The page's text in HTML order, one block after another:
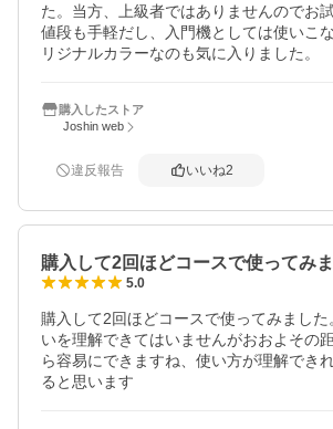
た。当方、上級者ではありませんのでお
値段も手軽だし、入門機としては使いこ
リジナルカラーなのも気に入りました。
購入したストア
Joshin web
違反報告 いいね2
購入して2回ほどコースで使ってみ
5.0
購入して2回ほどコースで使ってみまし
いを理解できてはいませんがおおよその
ら容易にできますね、使い方が理解でき
ると思います